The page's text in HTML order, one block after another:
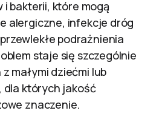
bakterii, które mogą
alergiczne, infekcje dróg
podrażnienia
staje się szczególnie
małymi dziećmi lub
dla których jakość
znaczenie.